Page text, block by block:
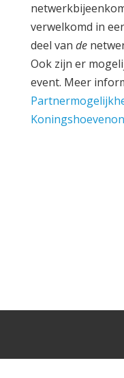
verwelkomd in
deel van de
Ook zijn er
event. Meer